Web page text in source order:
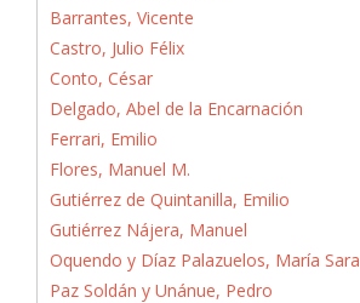
Barrantes, Vicente
Castro, Julio Félix
Conto, César
Delgado, Abel de la Encarnación
Ferrari, Emilio
Flores, Manuel M.
Gutiérrez de Quintanilla, Emilio
Gutiérrez Nájera, Manuel
Oquendo y Díaz Palazuelos, María Sara
Paz Soldán y Unánue, Pedro